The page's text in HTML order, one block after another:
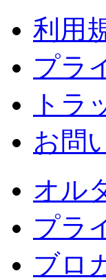
利用
プラ
トラ
お問
オル
プラ
ブロ